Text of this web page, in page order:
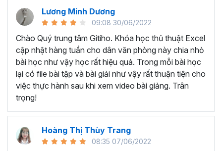
Nội dung bài giảng trong khóa
học thủ thuật trên Excel của
Gitiho?
Khóa học Thủ thuật Excel cập nhật các mẹo Excel văn
phòng hàng tuần, bạn có thể được update những nội
dung mới nhất về tin học văn phòng như sau:
Định dạng nhanh bằng công cụFormat Paintervà
toán, các thủ thuật excel tính tổng, đặt tên nhanh
cho bảng tính, hiển thị công thức trong ô, tạo ghi
Lương Minh Dương
09:08 30/06/2022
Chào Quý trung tâm Gitiho. Khóa học thủ thuật Excel
cập nhật hàng tuần cho dân văn phòng này chia nhỏ
bài học như vậy học rất hiệu quả. Trong mỗi bài học
lại có file bài tập và bài giải như vậy rất thuận tiện cho
việc thực hành sau khi xem video bài giảng. Trân
trọng!
Hoàng Thị Thùy Trang
08:35 07/06/2022